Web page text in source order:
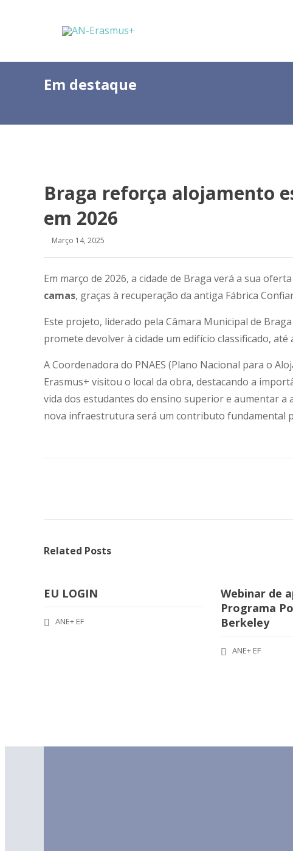
Em destaque
Braga reforça alojamento
em 2026
Março 14, 2025
Em março de 2026, a cidade de Braga verá a sua
camas, graças à recuperação da antiga Fábrica
Este projeto, liderado pela Câmara Municipal de
promete devolver à cidade um edifício classificado,
A Coordenadora do PNAES (Plano Nacional para o
Erasmus+ visitou o local da obra, destacando a
vida dos estudantes do ensino superior e aumentar a
nova infraestrutura será um contributo fundamental
Related Posts
EU LOGIN
ANE+ EF
Webinar de
Programa
Berkeley
ANE+ EF